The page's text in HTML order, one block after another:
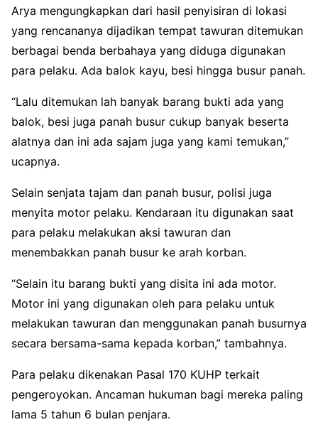
Arya mengungkapkan dari hasil penyisiran di lokasi
yang rencananya dijadikan tempat tawuran ditemukan
berbagai benda berbahaya yang diduga digunakan
para pelaku. Ada balok kayu, besi hingga busur panah.
“Lalu ditemukan lah banyak barang bukti ada yang
balok, besi juga panah busur cukup banyak beserta
alatnya dan ini ada sajam juga yang kami temukan,”
ucapnya.
Selain senjata tajam dan panah busur, polisi juga
menyita motor pelaku. Kendaraan itu digunakan saat
para pelaku melakukan aksi tawuran dan
menembakkan panah busur ke arah korban.
“Selain itu barang bukti yang disita ini ada motor.
Motor ini yang digunakan oleh para pelaku untuk
melakukan tawuran dan menggunakan panah busurnya
secara bersama-sama kepada korban,” tambahnya.
Para pelaku dikenakan Pasal 170 KUHP terkait
pengeroyokan. Ancaman hukuman bagi mereka paling
lama 5 tahun 6 bulan penjara.